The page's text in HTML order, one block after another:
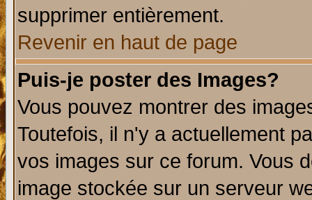
supprimer entièrement.
Revenir en haut de page
Puis-je poster des Images?
Vous pouvez montrer des
Toutefois, il n'y a actuellement
vos images sur ce forum. Vous
image stockée sur un serveur